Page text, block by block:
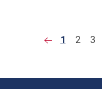
1 2 3